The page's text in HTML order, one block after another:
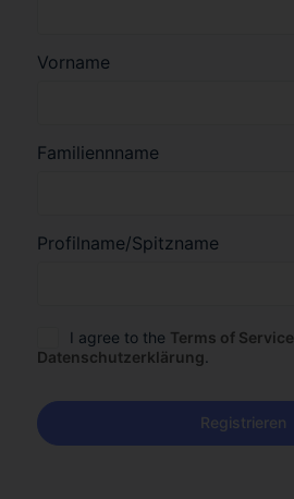
Vorname
Familiennname
Profilname/Spitzname
I agree to the Terms of Service
Datenschutzerklärung